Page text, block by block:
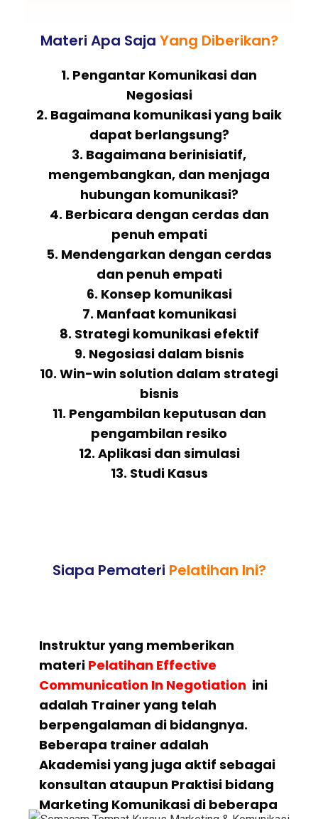
Materi Apa Saja Yang Diberikan?
1. Pengantar Komunikasi dan
Negosiasi
2. Bagaimana komunikasi yang baik
dapat berlangsung?
3. Bagaimana berinisiatif,
mengembangkan, dan menjaga
hubungan komunikasi?
4. Berbicara dengan cerdas dan
penuh empati
5. Mendengarkan dengan cerdas
dan penuh empati
6. Konsep komunikasi
7. Manfaat komunikasi
8. Strategi komunikasi efektif
9. Negosiasi dalam bisnis
10. Win-win solution dalam strategi
bisnis
11. Pengambilan keputusan dan
pengambilan resiko
12. Aplikasi dan simulasi
13. Studi Kasus
Siapa Pemateri Pelatihan Ini?
Instruktur yang memberikan
materi Pelatihan Effective
Communication In Negotiation ini
adalah Trainer yang telah
berpengalaman di bidangnya.
Beberapa trainer adalah
Akademisi yang juga aktif sebagai
konsultan ataupun Praktisi bidang
Marketing Komunikasi di beberapa